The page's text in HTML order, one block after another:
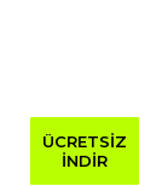
ÜCRETSİZ
İNDİR